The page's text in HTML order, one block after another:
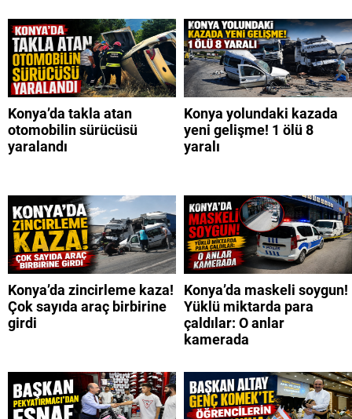
Konya’da takla atan
otomobilin sürücüsü
yaralandı
Konya yolundaki kazada
yeni gelişme! 1 ölü 8
yaralı
Konya’da zincirleme kaza!
Çok sayıda araç birbirine
girdi
Konya’da maskeli soygun!
Yüklü miktarda para
çaldılar: O anlar
kamerada